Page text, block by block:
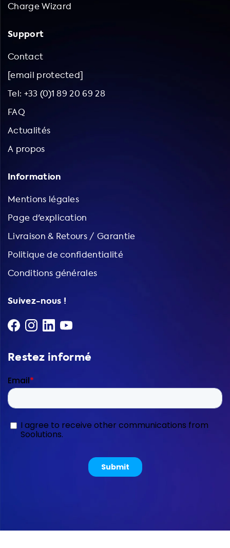
Charge Wizard
Support
Contact
[email protected]
Tel: +33 (0)1 89 20 69 28
FAQ
Actualités
A propos
Information
Mentions légales
Page d'explication
Livraison & Retours / Garantie
Politique de confidentialité
Conditions générales
Suivez-nous !
Restez informé